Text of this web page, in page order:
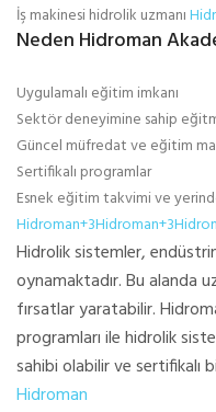
İş makinesi hidrolik uzmanı
Neden Hidroman
Uygulamalı eğitim imkanı
Sektör deneyimine sahip
Güncel müfredat ve eğitim
Sertifikalı programlar
Esnek eğitim takvimi ve
Hidrolik sistemler,
oynamaktadır. Bu alanda
fırsatlar yaratabilir.
programları ile hidrolik
sahibi olabilir ve sertifikalı
Hidroman